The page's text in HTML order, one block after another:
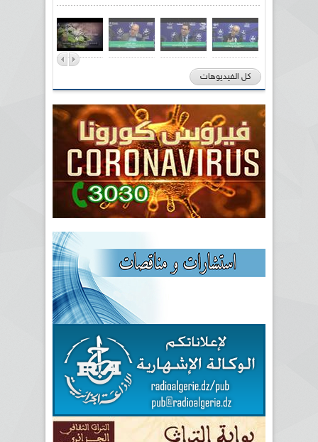
كل الفيديوهات